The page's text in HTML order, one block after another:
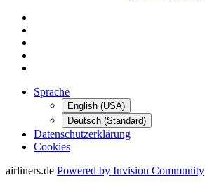
Sprache
English (USA)
Deutsch (Standard)
Datenschutzerklärung
Cookies
airliners.de Powered by Invision Community